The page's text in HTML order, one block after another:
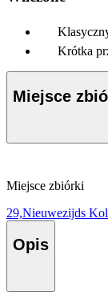
Krótka
Miejsce
Miejsce zbiórki
29,Nieuwezijds
Opis